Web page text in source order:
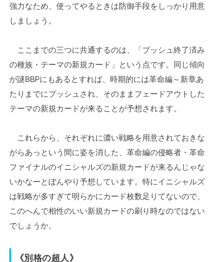
強力なため、使ってやるときは防御手段をしっかり用意
しましょう。
ここまでの三つに共通するのは、「プッシュ終了済み
の種族・テーマの新規カード」という点です。同じ傾向
が謎BBPにもあるとすれば、時期的には革命編～新章あ
たりまでにプッシュされ、そのままフェードアウトした
テーマの新規カードが来ることが予想されます。
これらから、それぞれに濃い戦略を用意されておきな
がらあっという間に姿を消した、革命編の侵略者・革命
ファイナルのイニシャルズの新規カードが来るんじゃな
いかなーとぼんやり予想しています。特にイニシャルズ
は戦略が多すぎて明らかにカード枚数足りてないので、
このへんで相性のいい新規カードの刷り時なのではない
でしょうか。
《別格の超人》